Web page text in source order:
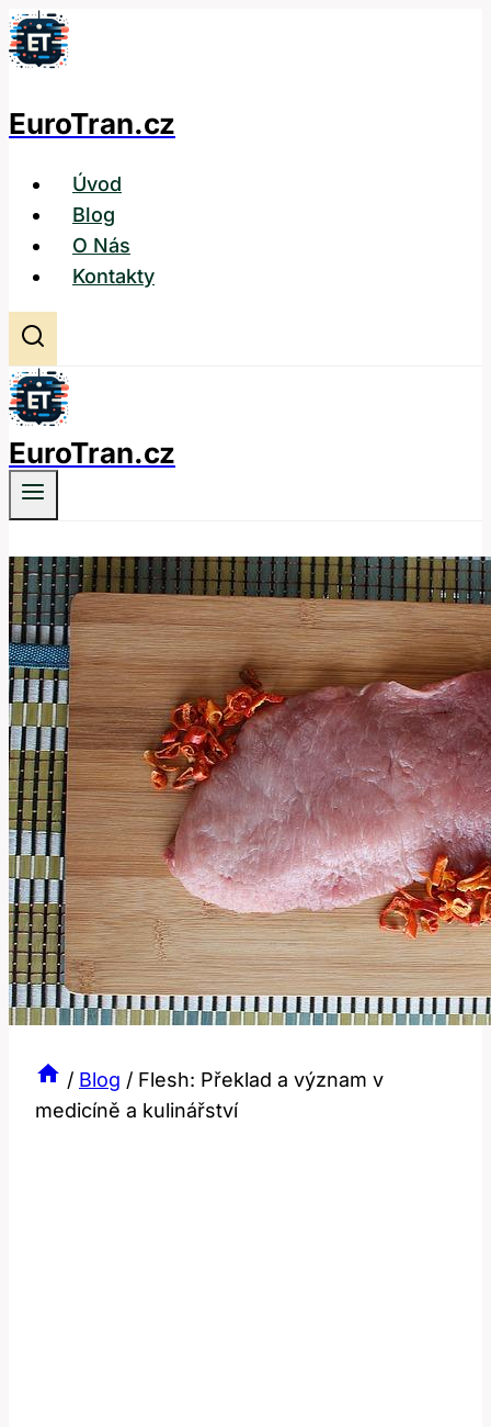
Přeskočit
na
EuroTran.cz
Úvod
Blog
O Nás
Kontakty
EuroTran.cz
/ Blog / Flesh: Překlad a význam v
medicíně a kulinářství